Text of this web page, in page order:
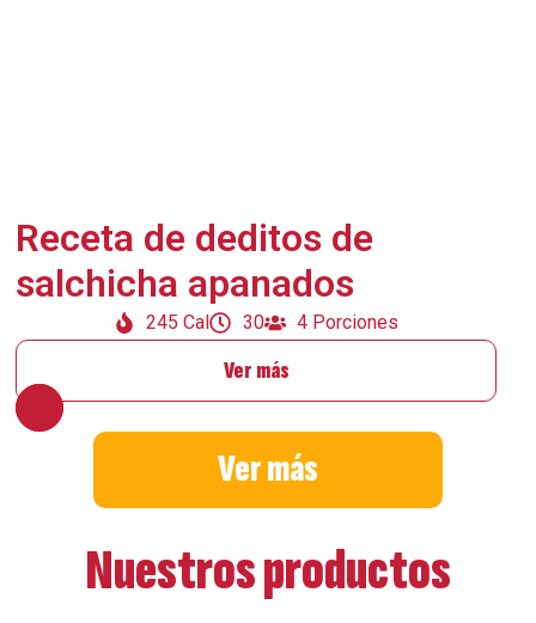
Receta de deditos de
salchicha apanados
245 Cal 30 4 Porciones
Ver más
Ver más
Nuestros productos